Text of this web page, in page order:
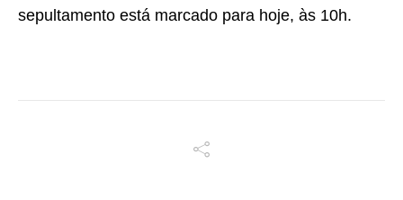
sepultamento está marcado para hoje, às 10h.